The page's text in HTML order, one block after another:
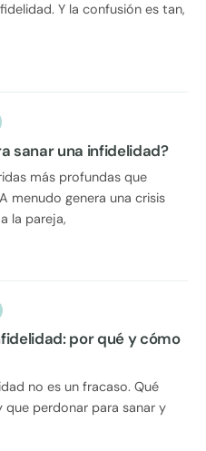
Y la confusión es tan,
sanar una infidelidad?
más profundas que
menudo genera una crisis
la pareja,
por qué y cómo
no es un fracaso. Qué
perdonar para sanar y